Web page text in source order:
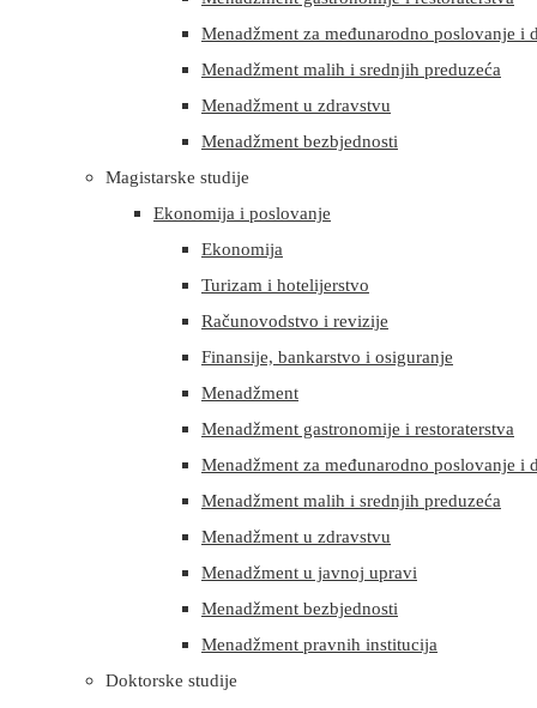
Menadžment za međunarodno poslovanje i
Menadžment malih i srednjih preduzeća
Menadžment u zdravstvu
Menadžment bezbjednosti
Magistarske studije
Ekonomija i poslovanje
Ekonomija
Turizam i hotelijerstvo
Računovodstvo i revizije
Finansije, bankarstvo i osiguranje
Menadžment
Menadžment gastronomije i restoraterstva
Menadžment za međunarodno poslovanje i
Menadžment malih i srednjih preduzeća
Menadžment u zdravstvu
Menadžment u javnoj upravi
Menadžment bezbjednosti
Menadžment pravnih institucija
Doktorske studije